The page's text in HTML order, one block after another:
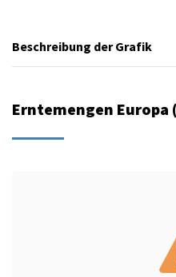
Beschreibung der Grafik
Erntemengen